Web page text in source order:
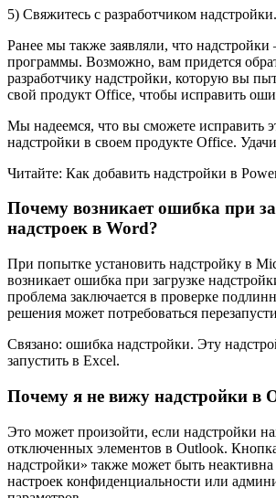
5) Свяжитесь с разработчиком надстройки.
Ранее мы также заявляли, что
программы. Возможно, вам придется
разработчику надстройки, которую вы
свой продукт Office, чтобы исправить
Мы надеемся, что вы сможете исправить
надстройки в своем продукте Office.
Читайте: Как добавить надстройки в
Почему возникает ошибка при
надстроек в Word?
При попытке установить надстройку в
возникает ошибка при загрузке
проблема заключается в проверке
решения может потребоваться
Связано: ошибка надстройки. Эту
запустить в Excel.
Почему я не вижу надстройки в
Это может произойти, если надстройки
отключенных элементов в Outlook.
надстройки» также может быть неактивна
настроек конфиденциальности или